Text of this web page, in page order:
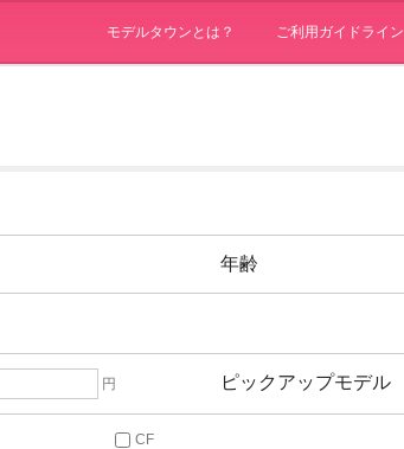
モデルタウンとは？ ご利用ガイドライン
年齢
円 ピックアップモデル
CF